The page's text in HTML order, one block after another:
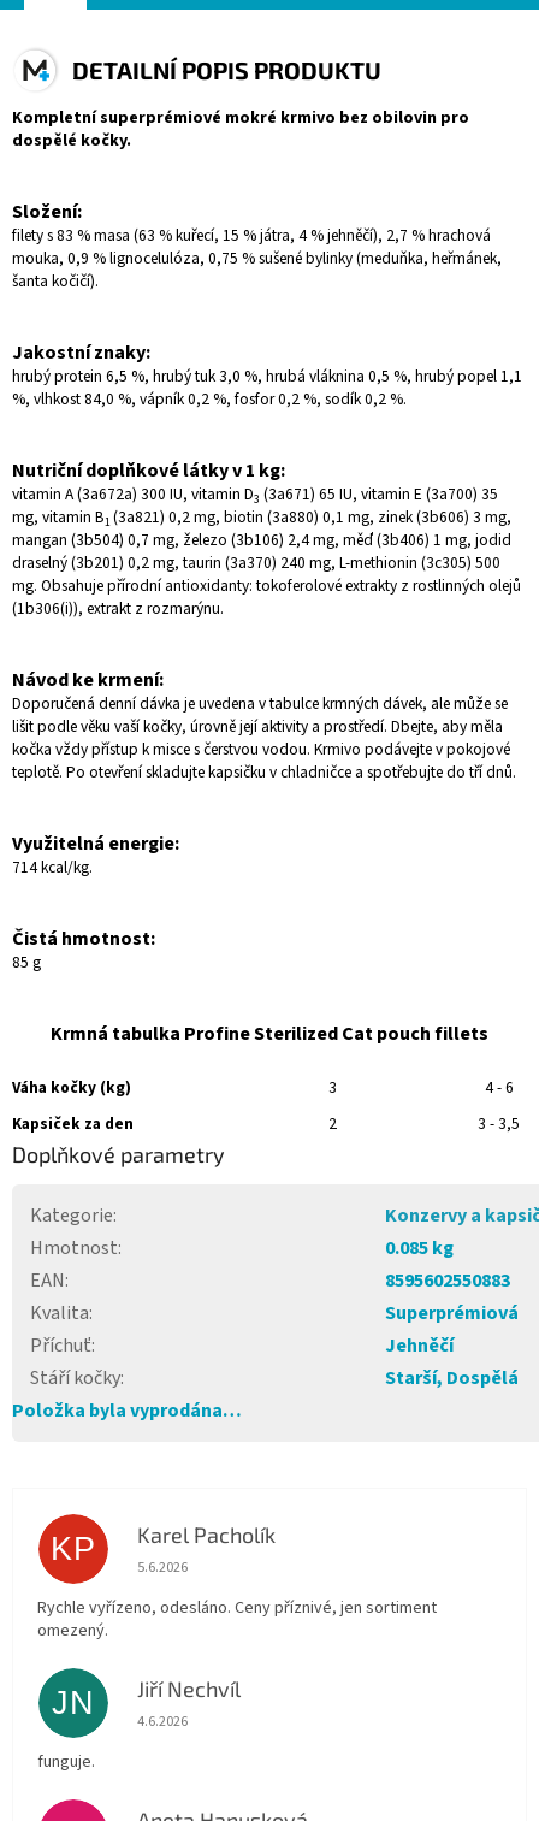
DETAILNÍ POPIS PRODUKTU
Kompletní superprémiové mokré krmivo bez obilovin pro
dospělé kočky.
Složení:
filety s 83 % masa (63 % kuřecí, 15 % játra, 4 % jehněčí), 2,7 % hrachová
mouka, 0,9 % lignocelulóza, 0,75 % sušené bylinky (meduňka, heřmánek,
šanta kočičí).
Jakostní znaky:
hrubý protein 6,5 %, hrubý tuk 3,0 %, hrubá vláknina 0,5 %, hrubý popel 1,1
%, vlhkost 84,0 %, vápník 0,2 %, fosfor 0,2 %, sodík 0,2 %.
Nutriční doplňkové látky v 1 kg:
vitamin A (3a672a) 300 IU, vitamin D3 (3a671) 65 IU, vitamin E (3a700) 35
mg, vitamin B1(3a821) 0,2 mg, biotin (3a880) 0,1 mg, zinek (3b606) 3 mg,
mangan (3b504) 0,7 mg, železo (3b106) 2,4 mg, měď (3b406) 1 mg, jodid
draselný (3b201) 0,2 mg, taurin (3a370) 240 mg, L-methionin (3c305) 500
mg. Obsahuje přírodní antioxidanty: tokoferolové extrakty z rostlinných olejů
(1b306(i)), extrakt z rozmarýnu.
Návod ke krmení:
Doporučená denní dávka je uvedena v tabulce krmných dávek, ale může se
lišit podle věku vaší kočky, úrovně její aktivity a prostředí. Dbejte, aby měla
kočka vždy přístup k misce s čerstvou vodou. Krmivo podávejte v pokojové
teplotě. Po otevření skladujte kapsičku v chladničce a spotřebujte do tří dnů.
Využitelná energie:
714 kcal/kg.
Čistá hmotnost:
85 g
Krmná tabulka Profine Sterilized Cat pouch fillets
Váha kočky (kg) 3
4 - 6
Kapsiček za den
2 3 - 3,5
Doplňkové parametry
Kategorie:
Konzervy a
Hmotnost:
0.085 kg
EAN:
8595602550883
Kvalita:
Superprémiová
Příchuť:
Jehněčí
Stáří kočky:
Starší, Dospělá
Položka byla vyprodána…
KP Karel Pacholík
Hodnocení obchodu je 4 z 5 hvězdiček.
5.6.2026
Rychle vyřízeno, odesláno. Ceny příznivé, jen sortiment
omezený.
JN Jiří Nechvíl
Hodnocení obchodu je 5 z 5 hvězdiček.
4.6.2026
funguje.